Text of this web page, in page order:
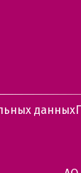
данных